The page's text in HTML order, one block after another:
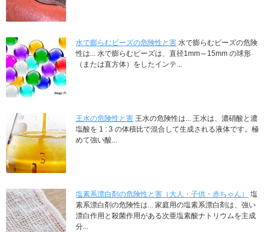
水で膨らむビーズの危険性と害 水で膨らむビーズの危険
性は... 水で膨らむビーズは、直径1mm～15mm の球形
（または直方体）をしたインテ...
王水の危険性と害 王水の危険性は... 王水は、濃硝酸と濃
塩酸を 1 : 3 の体積比で混合して生成される液体です。極
めて強い酸...
塩素系漂白剤の危険性と害（大人・子供・赤ちゃん）
塩
素系漂白剤の危険性は... 家庭用の塩素系漂白剤は、強い
漂白作用と殺菌作用がある次亜塩素酸ナトリウムを主成
分...